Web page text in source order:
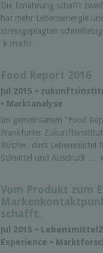
Die Ernährung schafft
hat mehr Lebensenergie
stressgeplagten
mehr
Food Report 2016
Jul 2015 •
• Marktanalyse
Im gemeinsamen "Food
Frankfurter
Rützler, dass Lebensmittel
Stilmittel und Ausdruck ...
Vom Produkt zum
schafft.
Jul 2015 •
Experience •